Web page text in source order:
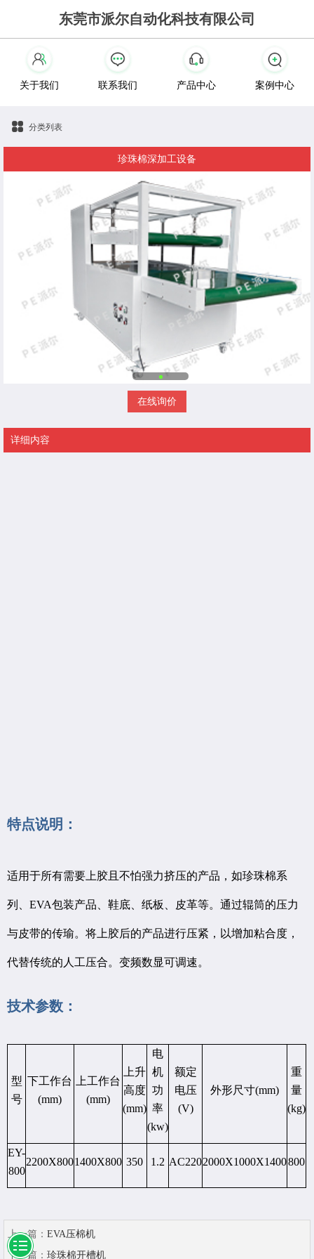
东莞市派尔自动化科技有限公司
关于我们 联系我们 产品中心 案例中心
分类列表
珍珠棉深加工设备
在线询价
详细内容
特点说明：
适用于所有需要上胶且不怕强力挤压的产品，如珍珠棉系
列、 EVA包装产品、鞋底、纸板、皮革等。通过辊筒的压力
与皮带的传瑜。将上胶后的产品进行压紧，以增加粘合度，
代替传统的人工压合。变频数显可调速。
技术参数：
型
号
下工作台
(mm)
上工作台
(mm)
上升
高度
(mm)
电
机
功
率
(kw)
额定
电压
(V)
外形尺寸(mm)
重
量
(kg)
EY-
800
2200X8001400X800 350 1.2 AC2202000X1000X1400800
上一篇： EVA压棉机
下一篇： 珍珠棉开槽机